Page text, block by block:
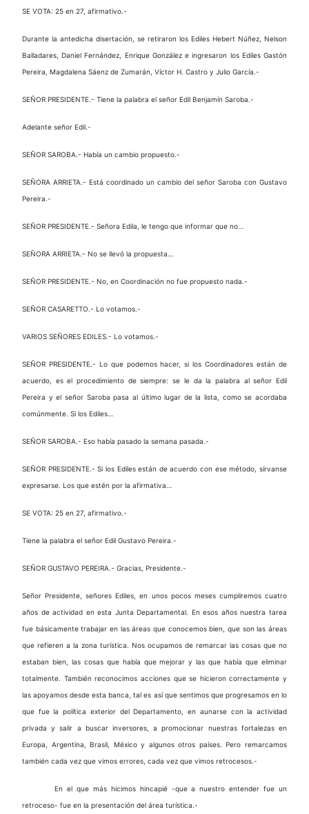
SE VOTA: 25 en 27, afirmativo.-
Durante la antedicha disertación, se retiraron los Ediles Hebert Núñez, Nelson
Balladares, Daniel Fernández, Enrique González e ingresaron los Ediles Gastón
Pereira, Magdalena Sáenz de Zumarán, Víctor H. Castro y Julio García.-
SEÑOR PRESIDENTE.- Tiene la palabra el señor Edil Benjamín Saroba.-
Adelante señor Edil.-
SEÑOR SAROBA.- Había un cambio propuesto.-
SEÑORA ARRIETA.- Está coordinado un cambio del señor Saroba con Gustavo
Pereira.-
SEÑOR PRESIDENTE.- Señora Edila, le tengo que informar que no…
SEÑORA ARRIETA.- No se llevó la propuesta…
SEÑOR PRESIDENTE.- No, en Coordinación no fue propuesto nada.-
SEÑOR CASARETTO.- Lo votamos.-
VARIOS SEÑORES EDILES.- Lo votamos.-
SEÑOR PRESIDENTE.- Lo que podemos hacer, si los Coordinadores están de
acuerdo, es el procedimiento de siempre: se le da la palabra al señor Edil
Pereira y el señor Saroba pasa al último lugar de la lista, como se acordaba
comúnmente. Si los Ediles…
SEÑOR SAROBA.- Eso había pasado la semana pasada.-
SEÑOR PRESIDENTE.- Si los Ediles están de acuerdo con ese método, sírvanse
expresarse. Los que estén por la afirmativa…
SE VOTA: 25 en 27, afirmativo.-
Tiene la palabra el señor Edil Gustavo Pereira.-
SEÑOR GUSTAVO PEREIRA.- Gracias, Presidente.-
Señor Presidente, señores Ediles, en unos pocos meses cumpliremos cuatro
años de actividad en esta Junta Departamental. En esos años nuestra tarea
fue básicamente trabajar en las áreas que conocemos bien, que son las áreas
que refieren a la zona turística. Nos ocupamos de remarcar las cosas que no
estaban bien, las cosas que había que mejorar y las que había que eliminar
totalmente. También reconocimos acciones que se hicieron correctamente y
las apoyamos desde esta banca, tal es así que sentimos que progresamos en lo
que fue la política exterior del Departamento, en aunarse con la actividad
privada y salir a buscar inversores, a promocionar nuestras fortalezas en
Europa, Argentina, Brasil, México y algunos otros países. Pero remarcamos
también cada vez que vimos errores, cada vez que vimos retrocesos.-
En el que más hicimos hincapié -que a nuestro entender fue un
retroceso- fue en la presentación del área turística.-